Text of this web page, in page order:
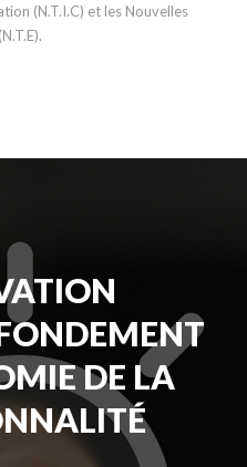
(N.T.I.C) et les Nouvelles
DE LA